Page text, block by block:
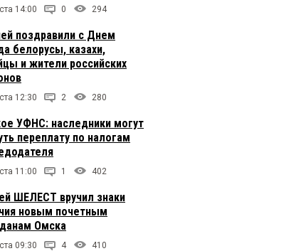
14:00 0 294
поздравили с Днем
белорусы, казахи,
и жители российских
12:30 2 280
УФНС: наследники могут
переплату по налогам
11:00 1 402
ШЕЛЕСТ вручил знаки
новым почетным
Омска
09:30 4 410